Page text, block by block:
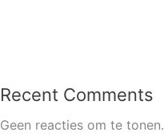
Recent Comments
Geen reacties om te tonen.